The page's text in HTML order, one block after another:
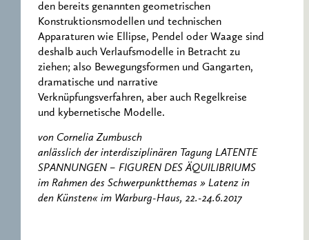
den bereits genannten geometrischen
Konstruktionsmodellen und technischen
Apparaturen wie Ellipse, Pendel oder Waage sind
deshalb auch Verlaufsmodelle in Betracht zu
ziehen; also Bewegungsformen und Gangarten,
dramatische und narrative
Verknüpfungsverfahren, aber auch Regelkreise
und kybernetische Modelle.
von Cornelia Zumbusch
anlässlich der interdisziplinären Tagung LATENTE
SPANNUNGEN – FIGUREN DES ÄQUILIBRIUMS
im Rahmen des Schwerpunktthemas » Latenz in
den Künsten« im Warburg-Haus, 22.-24.6.2017